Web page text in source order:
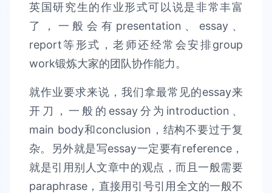
英国研究生的作业形式可以说是非常丰富
了，一般会有presentation、essay、
report等形式，老师还经常会安排group
work锻炼大家的团队协作能力。
就作业要求来说，我们拿最常见的essay来
开刀，一般的essay分为introduction、
main body和conclusion，结构不要过于复
杂。另外就是写essay一定要有reference，
就是引用别人文章中的观点，而且一般需要
paraphrase，直接用引号引用全文的一般不